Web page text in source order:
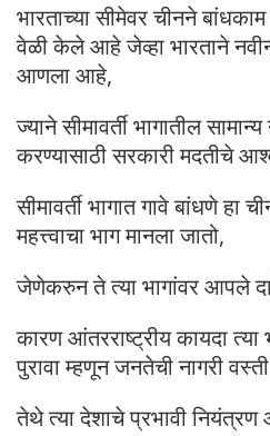
भारताच्या सीमेवर चीनने
वेळी केले आहे जेव्हा भारताने
आणला आहे,
ज्याने सीमावर्ती भागातील
करण्यासाठी सरकारी मदतीचे
सीमावर्ती भागात गावे बांधणे हा
महत्त्वाचा भाग मानला जातो,
जेणेकरुन ते त्या भागांवर आपले
कारण आंतरराष्ट्रीय कायदा
पुरावा म्हणून जनतेची नागरी वस्ती
तेथे त्या देशाचे प्रभावी